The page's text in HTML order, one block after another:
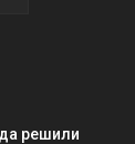
решили